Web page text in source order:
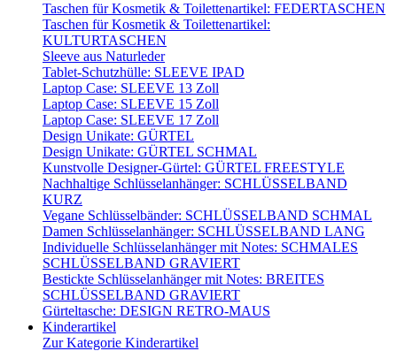
Taschen für Kosmetik & Toilettenartikel: FEDERTASCHEN
Taschen für Kosmetik & Toilettenartikel:
KULTURTASCHEN
Sleeve aus Naturleder
Tablet-Schutzhülle: SLEEVE IPAD
Laptop Case: SLEEVE 13 Zoll
Laptop Case: SLEEVE 15 Zoll
Laptop Case: SLEEVE 17 Zoll
Design Unikate: GÜRTEL
Design Unikate: GÜRTEL SCHMAL
Kunstvolle Designer-Gürtel: GÜRTEL FREESTYLE
Nachhaltige Schlüsselanhänger: SCHLÜSSELBAND
KURZ
Vegane Schlüsselbänder: SCHLÜSSELBAND SCHMAL
Damen Schlüsselanhänger: SCHLÜSSELBAND LANG
Individuelle Schlüsselanhänger mit Notes: SCHMALES
SCHLÜSSELBAND GRAVIERT
Bestickte Schlüsselanhänger mit Notes: BREITES
SCHLÜSSELBAND GRAVIERT
Gürteltasche: DESIGN RETRO-MAUS
Kinderartikel
Zur Kategorie Kinderartikel